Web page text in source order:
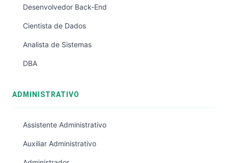
Desenvolvedor Back-End
Cientista de Dados
Analista de Sistemas
DBA
ADMINISTRATIVO
Assistente Administrativo
Auxiliar Administrativo